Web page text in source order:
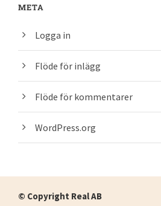
META
Logga in
Flöde för inlägg
Flöde för kommentarer
WordPress.org
© Copyright Real AB